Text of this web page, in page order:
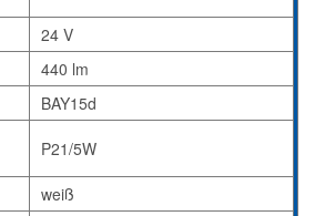
24 V
440 lm
BAY15d
P21/5W
weiß